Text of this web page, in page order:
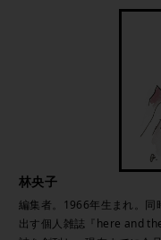
林央子
編集者。1966年生まれ。同
出す個人雑誌『here and